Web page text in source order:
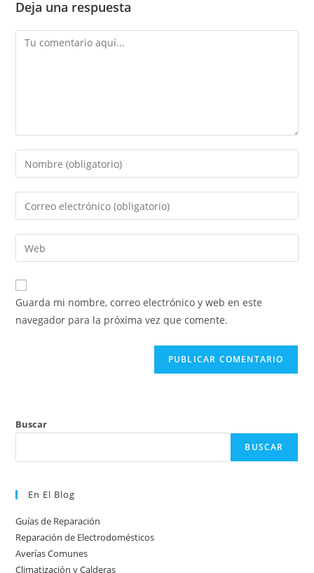
Deja una respuesta
Comentario
Introduce
tu
nombre
de
usuario
para
comentar
Introduce
tu
dirección
de
electrónico
para
comentar
Introduce
la
URL
de
Guarda mi nombre, correo electrónico y web en este
navegador para la próxima vez que comente.
Buscar
BUSCAR
En El Blog
Guías de Reparación
Reparación de Electrodomésticos
Averías Comunes
Climatización y Calderas